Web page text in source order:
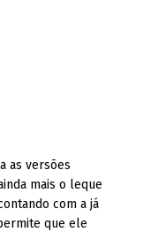
as versões
mais o leque
com a já
que ele